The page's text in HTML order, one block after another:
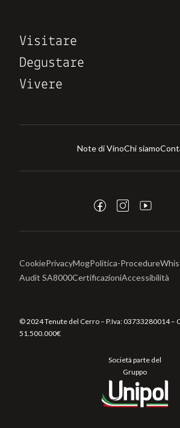
Visitare
Degustare
Vivere
Note di VinoChi siamo
CookiePrivacyMogPolitica-Procedure
Audit SA8000CertificazioniAccessibilità
Società parte del
Gruppo
© 2024 Tenute del Cerro – P.Iva:03733280014–
51.500.000€